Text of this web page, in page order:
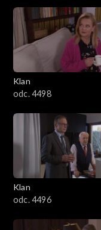
4301–4400
4201–4300
4101–4200
3901–4000
3801–3900
3701–3800
3601–3700
Klan
odc. 4498
Klan
odc. 4496